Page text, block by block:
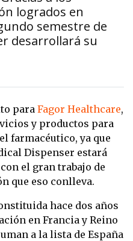
logrados en
semestre de
desarrollará su
para Fagor Healthcare,
y productos para
farmacéutico, ya que
Dispenser estará
el gran trabajo de
que eso conlleva.
hace dos años
en Francia y Reino
a la lista de España